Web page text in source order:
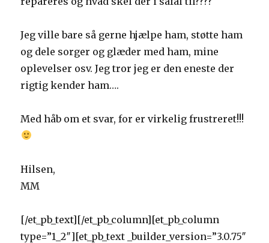
Jeg ville bare så gerne hjælpe ham, støtte ham
og dele sorger og glæder med ham, mine
oplevelser osv. Jeg tror jeg er den eneste der
rigtig kender ham….
Med håb om et svar, for er virkelig frustreret!!!
Hilsen,
MM
[/et_pb_text][/et_pb_column][et_pb_column
type=”1_2″][et_pb_text _builder_version=”3.0.75″